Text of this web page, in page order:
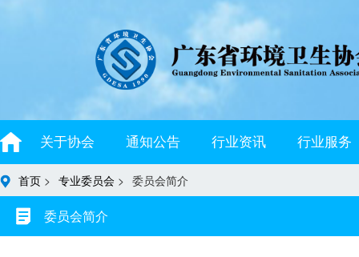
关于协会 通知公告 行业资讯 行业服务
首页 > 专业委员会 > 委员会简介
委员会简介